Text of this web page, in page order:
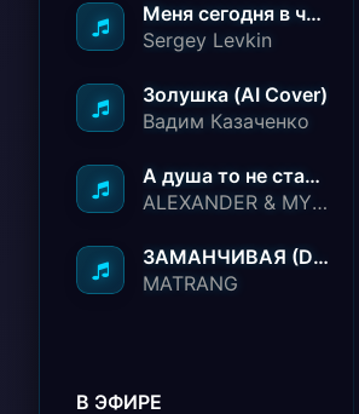
Меня сегодня в чёрный список занесли
Sergey Levkin
Золушка (AI Cover)
Вадим Казаченко
А душа то не стареет
ALEXANDER & MY FAMILY
ЗАМАНЧИВАЯ (Deep House Remix)
MATRANG
В ЭФИРЕ